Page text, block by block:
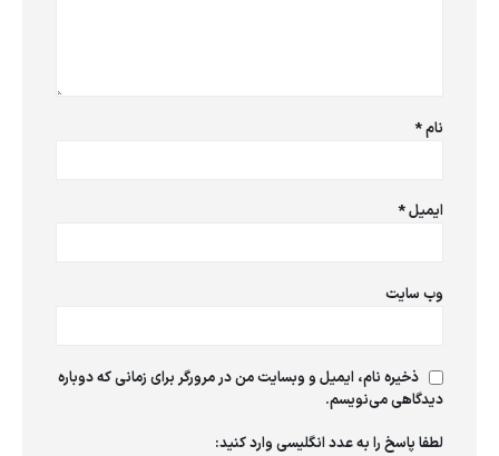
نام*
ایمیل*
وب‌ سایت
ذخیره نام، ایمیل و وبسایت من در مرورگر برای زمانی که دوباره
دیدگاهی می‌نویسم.
لطفا پاسخ را به عدد انگلیسی وارد کنید: